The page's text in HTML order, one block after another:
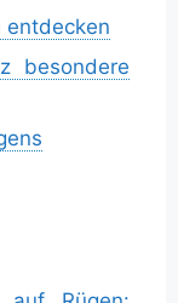
entdecken
besondere